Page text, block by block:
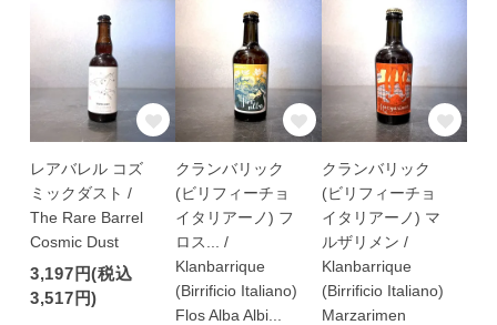
レアバレル コズ
ミックダスト /
The Rare Barrel
Cosmic Dust
3,197円(税込
3,517円)
クランバリック
(ビリフィーチョ
イタリアーノ) フ
ロス... /
Klanbarrique
(Birrificio Italiano)
Flos Alba Albi...
クランバリック
(ビリフィーチョ
イタリアーノ) マ
ルザリメン /
Klanbarrique
(Birrificio Italiano)
Marzarimen